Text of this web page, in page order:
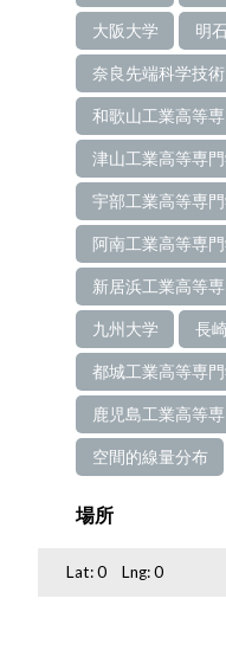
大阪大学 明
奈良先端科学技
和歌山工業高等
津山工業高等専
宇部工業高等専
阿南工業高等専
新居浜工業高等
九州大学 長
都城工業高等専
鹿児島工業高等
空間的線量分布
場所
Lat:0 Lng:0